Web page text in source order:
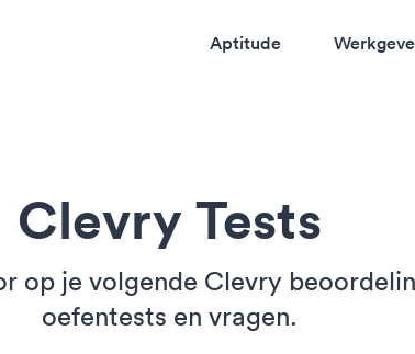
Aptitude
Clevry Tests
op je volgende Clevry
oefentests en vragen.